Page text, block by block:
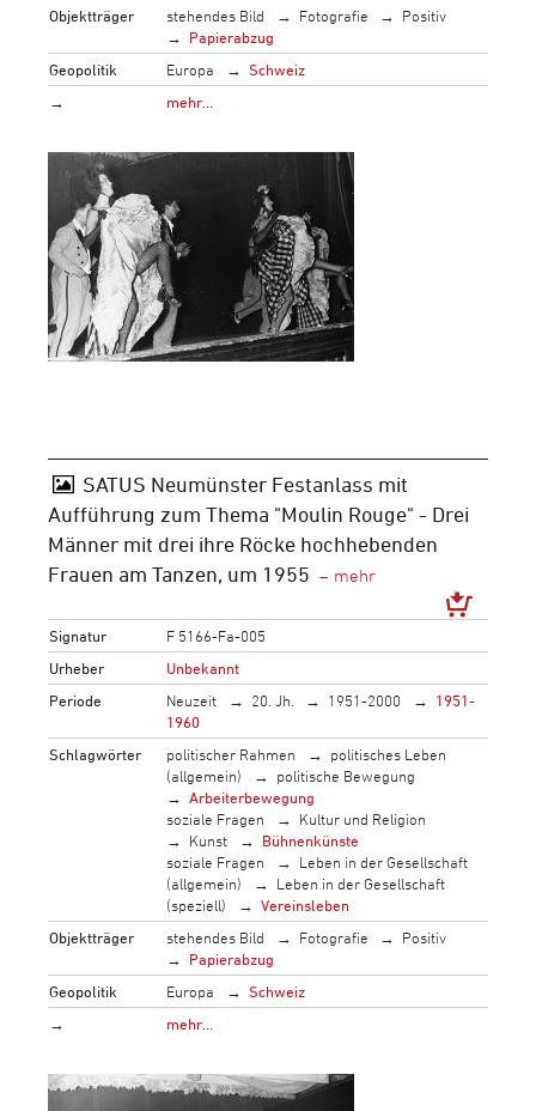
Objektträger stehendes Bild Fotografie
Positiv
Papierabzug
Geopolitik
Europa
Schweiz
→
mehr…
SATUS Neumünster Festanlass mit
Aufführung zum Thema "Moulin Rouge" - Drei
Männer mit drei ihre Röcke hochhebenden
Frauen am Tanzen, um 1955
Signatur
F 5166-Fa-005
Urheber
Unbekannt
Periode
Neuzeit 20. Jh. 1951-2000
1951-
1960
Schlagwörter
politischer Rahmen
politisches Leben
(allgemein)
politische Bewegung
Arbeiterbewegung
soziale Fragen
Kultur und Religion
Kunst
Bühnenkünste
soziale Fragen
Leben in der Gesellschaft
(allgemein)
Leben in der Gesellschaft
(speziell)
Vereinsleben
Objektträger
stehendes Bild Fotografie
Positiv
Papierabzug
Geopolitik
Europa
Schweiz
→
mehr…